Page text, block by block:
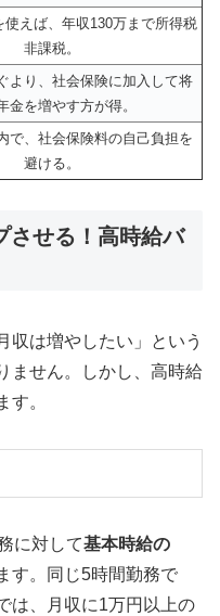
使えば、年収130万まで所得税
非課税。
より、社会保険に加入して将
金を増やす方が得。
で、社会保険料の自己負担を
避ける。
させる！高時給バ
収は増やしたい」という
ません。しかし、高時給
す。
に対して基本時給の
す。同じ5時間勤務で
は、月収に1万円以上の